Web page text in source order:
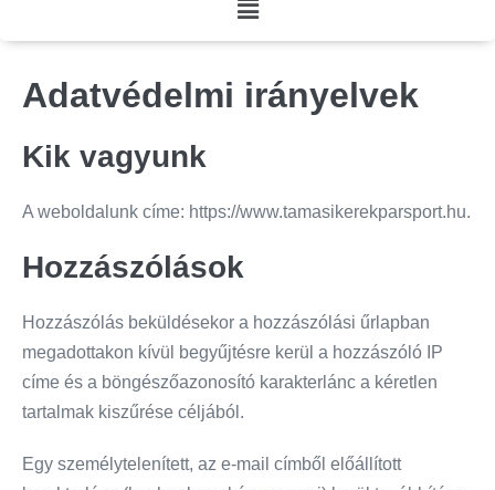
Adatvédelmi irányelvek
Kik vagyunk
A weboldalunk címe: https://www.tamasikerekparsport.hu.
Hozzászólások
Hozzászólás beküldésekor a hozzászólási űrlapban
megadottakon kívül begyűjtésre kerül a hozzászóló IP
címe és a böngészőazonosító karakterlánc a kéretlen
tartalmak kiszűrése céljából.
Egy személytelenített, az e-mail címből előállított